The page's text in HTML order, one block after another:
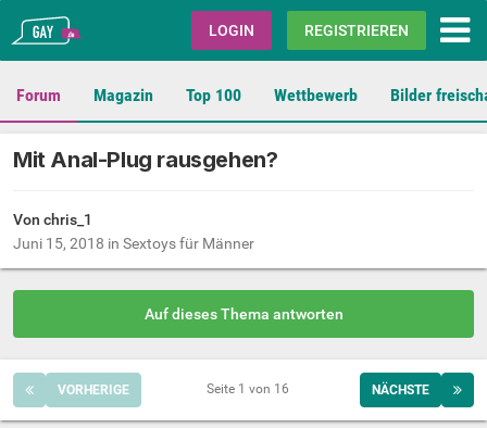
Gay.de LOGIN REGISTRIEREN
Forum Magazin Top 100 Wettbewerb Bilder
Mit Anal-Plug rausgehen?
Von chris_1
Juni 15, 2018 in Sextoys für Männer
Auf dieses Thema antworten
VORHERIGE NÄCHSTE
Seite 1 von 16